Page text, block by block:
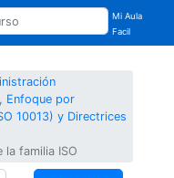
Mi Aula
Facil
Enfoque por
10013) y Directrices
familia ISO